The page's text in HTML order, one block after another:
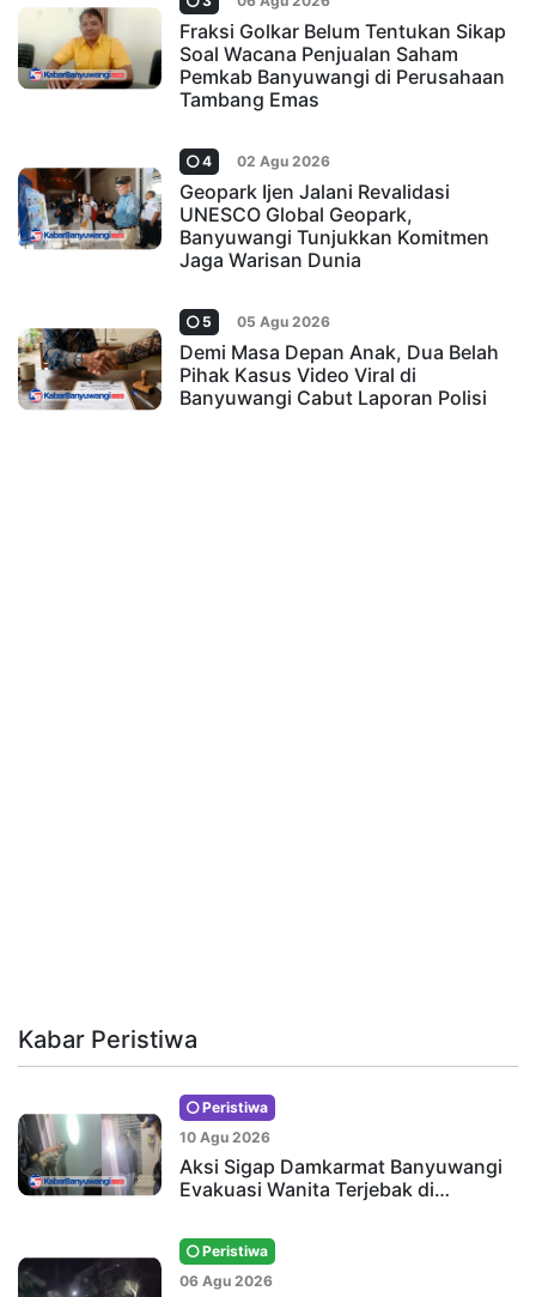
Fraksi Golkar Belum Tentukan Sikap
Soal Wacana Penjualan Saham
Pemkab Banyuwangi di Perusahaan
Tambang Emas
4 02 Agu 2026
Geopark Ijen Jalani Revalidasi
UNESCO Global Geopark,
Banyuwangi Tunjukkan Komitmen
Jaga Warisan Dunia
5 05 Agu 2026
Demi Masa Depan Anak, Dua Belah
Pihak Kasus Video Viral di
Banyuwangi Cabut Laporan Polisi
Kabar Peristiwa
Peristiwa
10 Agu 2026
Aksi Sigap Damkarmat Banyuwangi
Evakuasi Wanita Terjebak di…
Peristiwa
06 Agu 2026